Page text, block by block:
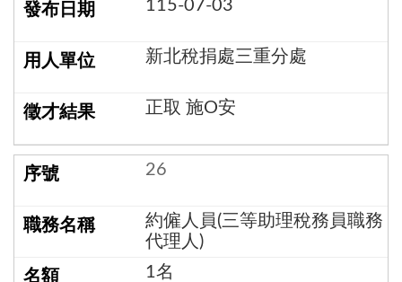
115-07-03
新北稅捐處三重分處
正取 施O安
26
約僱人員(三等助理稅務員職務
代理人)
1名